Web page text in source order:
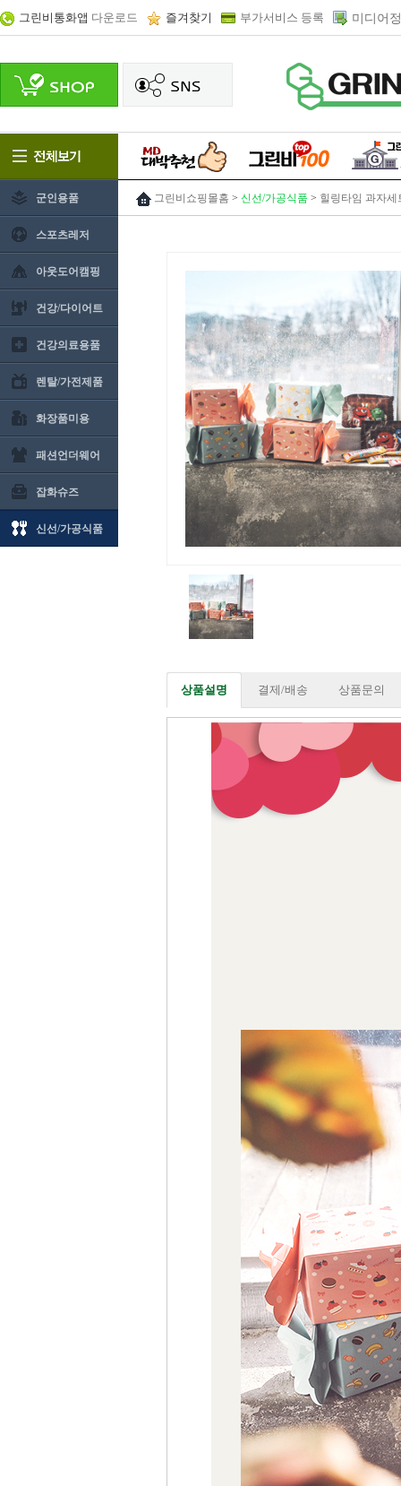
그린비통화앱 다운로드 즐겨찾기 부가서비스 등록 미디어
군인용품
스포츠레저
아웃도어캠핑
건강/다이어트
건강의료용품
렌탈/가전제품
화장품미용
패션언더웨어
잡화슈즈
신선/가공식품
그린비쇼핑몰홈 > 신선/가공식품 > 힐링타임 과자세
상품설명 결제/배송 상품문의